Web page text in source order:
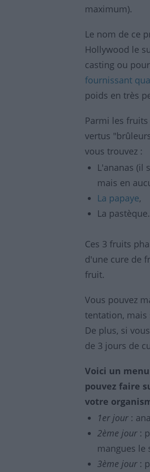
maximum).
Le nom de ce
Hollywood le
casting ou
fournissant
poids en très
Parmi les
vertus
vous trouvez :
L'ananas (il
mais en
La papaye,
La pastèque.
Ces 3 fruits
d'une cure de
fruit.
Vous pouvez
tentation, mais
De plus, si
de 3 jours de
Voici un
pouvez faire
votre
1er jour:
2ème jour:
mangues le
3ème jour: